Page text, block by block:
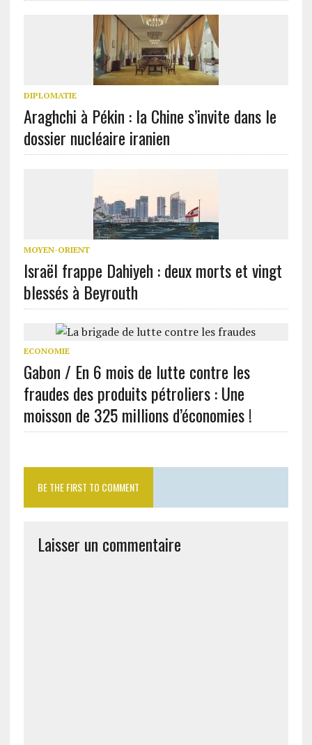
DIPLOMATIE
Araghchi à Pékin : la Chine s’invite dans le
dossier nucléaire iranien
MOYEN-ORIENT
Israël frappe Dahiyeh : deux morts et vingt
blessés à Beyrouth
ECONOMIE
Gabon / En 6 mois de lutte contre les
fraudes des produits pétroliers : Une
moisson de 325 millions d’économies !
BE THE FIRST TO COMMENT
Laisser un commentaire